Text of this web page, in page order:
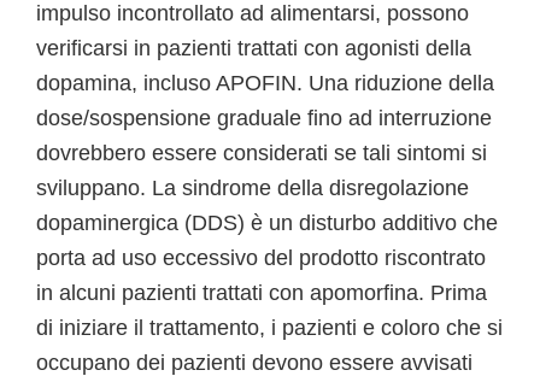
impulso incontrollato ad alimentarsi, possono
verificarsi in pazienti trattati con agonisti della
dopamina, incluso APOFIN. Una riduzione della
dose/sospensione graduale fino ad interruzione
dovrebbero essere considerati se tali sintomi si
sviluppano. La sindrome della disregolazione
dopaminergica (DDS) è un disturbo additivo che
porta ad uso eccessivo del prodotto riscontrato
in alcuni pazienti trattati con apomorfina. Prima
di iniziare il trattamento, i pazienti e coloro che si
occupano dei pazienti devono essere avvisati